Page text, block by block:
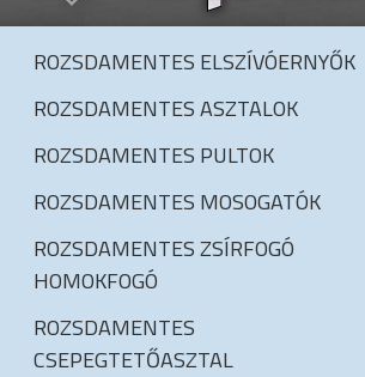
ROZSDAMENTES ELSZÍVÓERNYŐK
ROZSDAMENTES ASZTALOK
ROZSDAMENTES PULTOK
ROZSDAMENTES MOSOGATÓK
ROZSDAMENTES ZSÍRFOGÓ
HOMOKFOGÓ
ROZSDAMENTES
CSEPEGTETŐASZTAL